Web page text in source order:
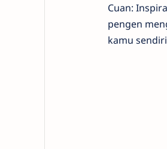
Cuan:
pengen
kamu